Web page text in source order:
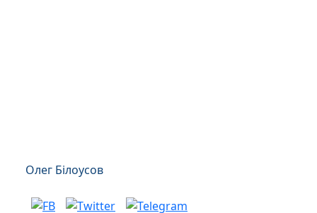
Олег Білоусов